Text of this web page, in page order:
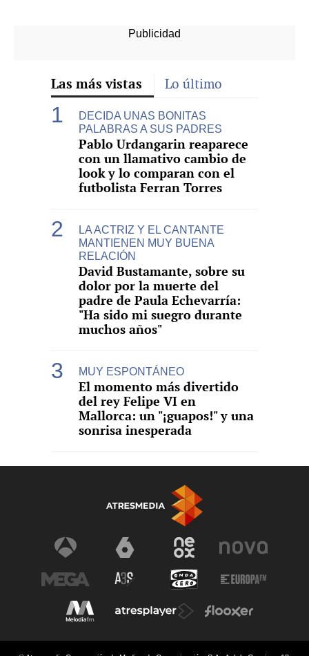
Las más vistas Lo último
DECIDA UNAS BONITAS
PALABRAS A SUS PADRES
Pablo Urdangarin reaparece
con un llamativo cambio de
look y lo comparan con el
futbolista Ferran Torres
LA ACTRIZ Y EL CANTANTE
MANTIENEN MUY BUENA
RELACIÓN
David Bustamante, sobre su
dolor por la muerte del
padre de Paula Echevarría:
"Ha sido mi suegro durante
muchos años"
MUY ESPONTÁNEO
El momento más divertido
del rey Felipe VI en
Mallorca: un "¡guapos!" y una
sonrisa inesperada